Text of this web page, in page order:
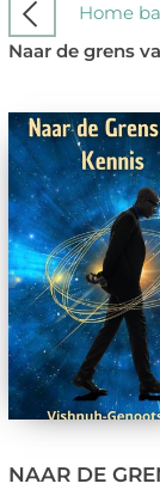
Home
Naar de grens
NAAR DE